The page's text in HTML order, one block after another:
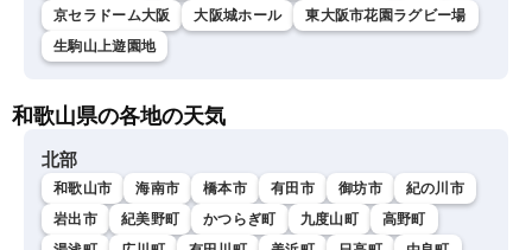
京セラドーム大阪
大阪城ホール
東大阪市花園ラグビー場
生駒山上遊園地
和歌山県の各地の天気
北部
和歌山市 海南市 橋本市 有田市 御坊市
紀の川市
岩出市
紀美野町 かつらぎ町 九度山町
高野町